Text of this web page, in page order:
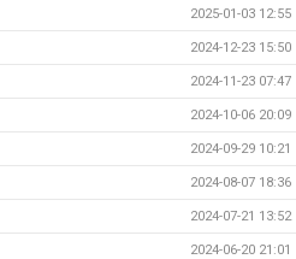
2025-01-03 12:55
2024-12-23 15:50
2024-11-23 07:47
2024-10-06 20:09
2024-09-29 10:21
2024-08-07 18:36
2024-07-21 13:52
2024-06-20 21:01